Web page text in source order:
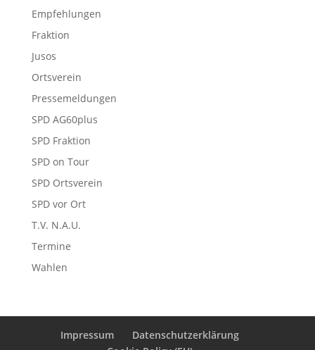
Empfehlungen
Fraktion
Jusos
Ortsverein
Pressemeldungen
SPD AG60plus
SPD Fraktion
SPD on Tour
SPD Ortsverein
SPD vor Ort
T.V. N.A.U.
Termine
Wahlen
Impressum
Datenschutzerklärung